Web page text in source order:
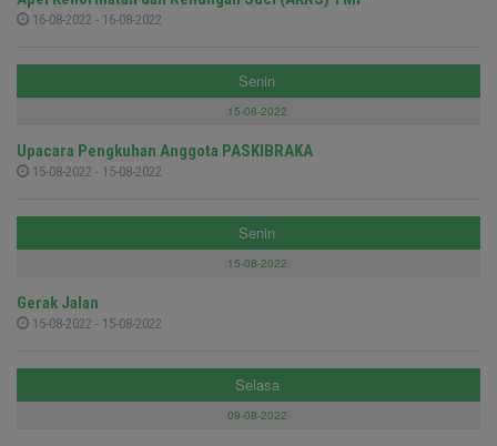
16-08-2022 - 16-08-2022
Senin
15-08-2022
Upacara Pengkuhan Anggota PASKIBRAKA
15-08-2022 - 15-08-2022
Senin
15-08-2022
Gerak Jalan
15-08-2022 - 15-08-2022
Selasa
09-08-2022